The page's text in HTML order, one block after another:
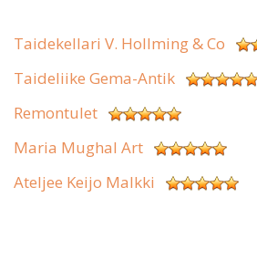
Taidekellari V. Hollming & Co
Taideliike Gema-Antik
Remontulet
Maria Mughal Art
Ateljee Keijo Malkki